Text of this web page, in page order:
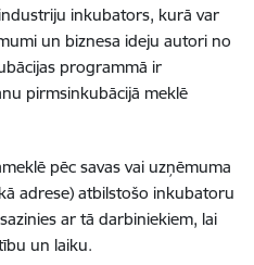
inkubators, kurā var
un biznesa ideju autori no
programmā ir
pirmsinkubācijā meklē
pēc savas vai uzņēmuma
adrese) atbilstošo inkubatoru
ar tā darbiniekiem, lai
un laiku.